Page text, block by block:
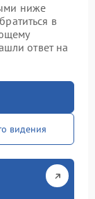
ниже
в
ответ на
видения